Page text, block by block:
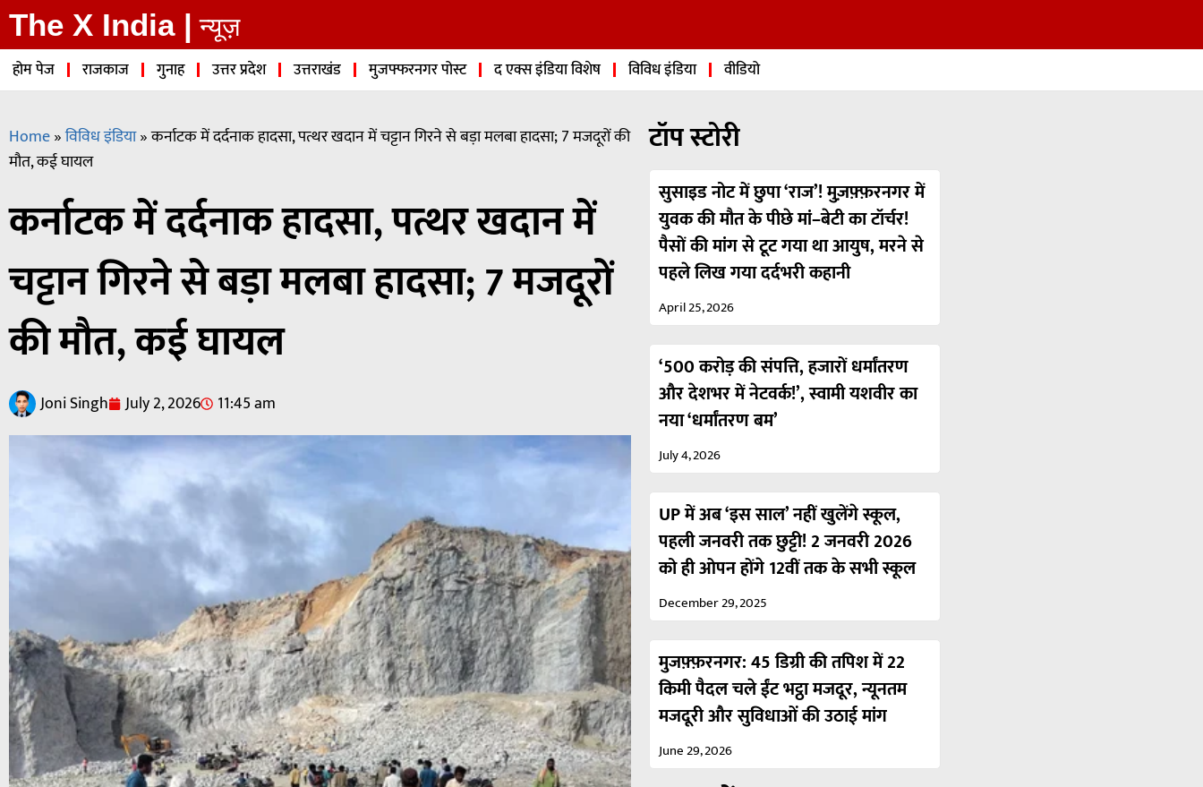
The X India | न्यूज़
होम पेज राजकाज गुनाह उत्तर प्रदेश उत्तराखंड मुजफ्फरनगर पोस्ट द एक्स इंडिया विशेष विविध इंडिया वीडियो
Home»विविध इंडिया»कर्नाटक में दर्दनाक हादसा, पत्थर खदान में चट्टान गिरने से बड़ा मलबा हादसा; 7 मजदूरों की
मौत, कई घायल
कर्नाटक में दर्दनाक हादसा, पत्थर खदान में
चट्टान गिरने से बड़ा मलबा हादसा; 7 मजदूरों
की मौत, कई घायल
Joni Singh July 2, 2026 11:45 am
टॉप स्टोरी
सुसाइड नोट में छुपा ‘राज’! मुज़फ़्फ़रनगर में
युवक की मौत के पीछे मां–बेटी का टॉर्चर!
पैसों की मांग से टूट गया था आयुष, मरने से
पहले लिख गया दर्दभरी कहानी
April 25, 2026
‘500 करोड़ की संपत्ति, हजारों धर्मांतरण
और देशभर में नेटवर्क!’, स्वामी यशवीर का
नया ‘धर्मांतरण बम’
July 4, 2026
UP में अब ‘इस साल’ नहीं खुलेंगे स्कूल,
पहली जनवरी तक छुट्टी! 2 जनवरी 2026
को ही ओपन होंगे 12वीं तक के सभी स्कूल
December 29, 2025
मुजफ़्फ़रनगर: 45 डिग्री की तपिश में 22
किमी पैदल चले ईंट भट्ठा मजदूर, न्यूनतम
मजदूरी और सुविधाओं की उठाई मांग
June 29, 2026